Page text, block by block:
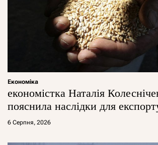
Економіка
економістка Наталія
пояснила наслідки для
6 Серпня, 2026